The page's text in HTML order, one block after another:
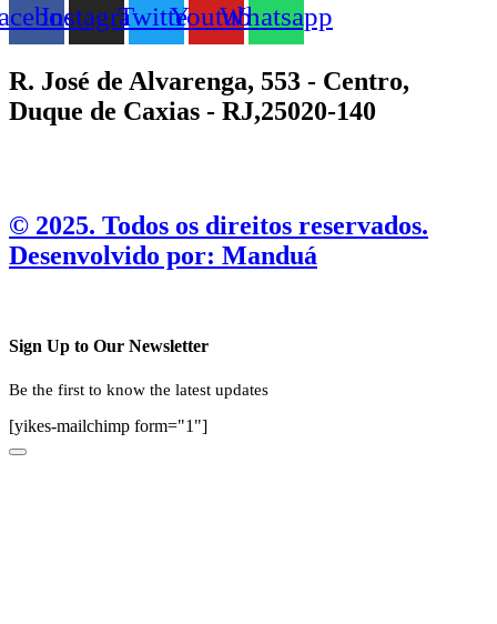
InstagramTwitterYoutubeWhatsapp
R. José de Alvarenga, 553 - Centro,
Duque de Caxias - RJ,25020-140
©️ 2025. Todos os direitos reservados.
Desenvolvido por: Manduá
Sign Up to Our Newsletter
Be the first to know the latest updates
[yikes-mailchimp form="1"]